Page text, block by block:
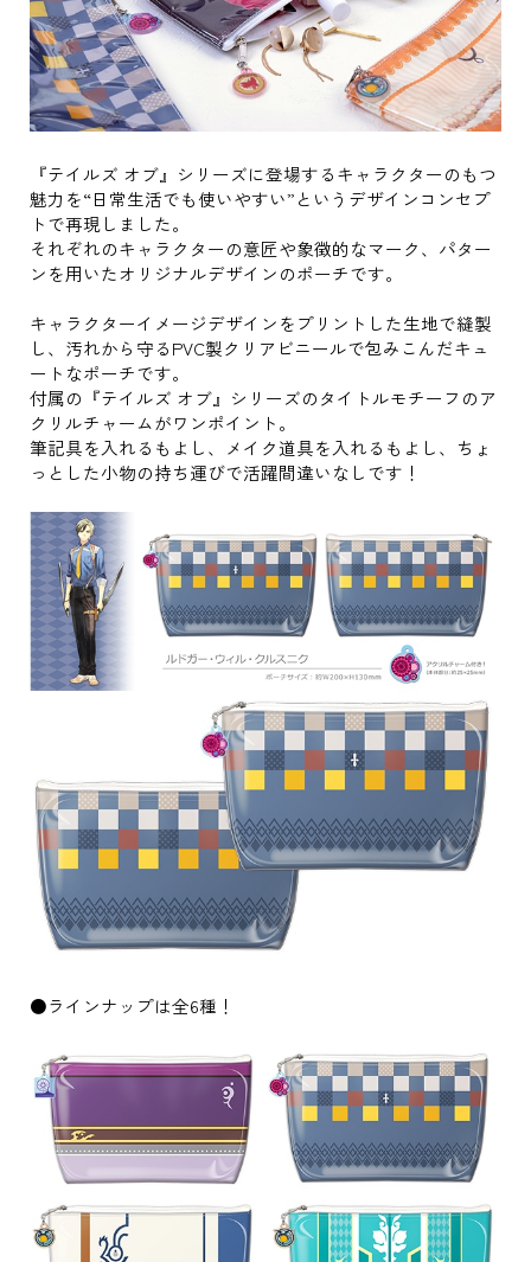
『テイルズ オブ』シリーズに登場するキャラクターのもつ
魅力を“日常生活でも使いやすい”というデザインコンセプ
トで再現しました。
それぞれのキャラクターの意匠や象徴的なマーク、パター
ンを用いたオリジナルデザインのポーチです。
キャラクターイメージデザインをプリントした生地で縫製
し、汚れから守るPVC製クリアビニールで包みこんだキュ
ートなポーチです。
付属の『テイルズ オブ』シリーズのタイトルモチーフのア
クリルチャームがワンポイント。
筆記具を入れるもよし、メイク道具を入れるもよし、ちょ
っとした小物の持ち運びで活躍間違いなしです！
●ラインナップは全6種！